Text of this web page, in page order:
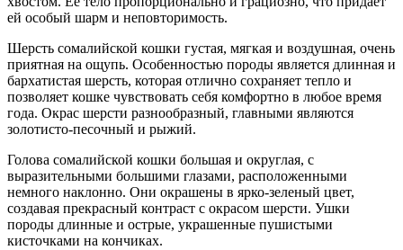
ей особый шарм и неповторимость.
Шерсть сомалийской кошки густая, мягкая и воздушная, очень
приятная на ощупь. Особенностью породы является длинная и
бархатистая шерсть, которая отлично сохраняет тепло и
позволяет кошке чувствовать себя комфортно в любое время
года. Окрас шерсти разнообразный, главными являются
золотисто-песочный и рыжий.
Голова сомалийской кошки большая и округлая, с
выразительными большими глазами, расположенными
немного наклонно. Они окрашены в ярко-зеленый цвет,
создавая прекрасный контраст с окрасом шерсти. Ушки
породы длинные и острые, украшенные пушистыми
кисточками на кончиках.